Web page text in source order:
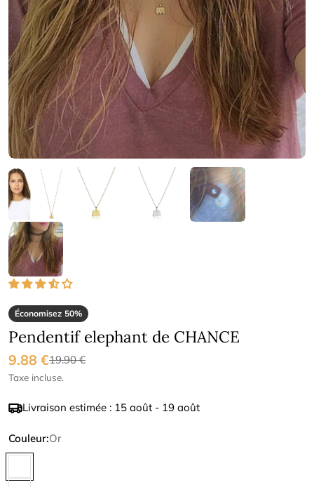
Ouvrir le média 4 en mode modal
Économisez 50%
Pendentif elephant de CHANCE
Prix
vente
9.88 €
Prix
19.90 €
Taxe incluse.
Livraison estimée : 15 août - 19 août
Couleur:Or